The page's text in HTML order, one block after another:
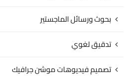
بحوث ورسائل الماجستير
تدقيق لغوي
تصميم فيديوهات موشن جرافيك